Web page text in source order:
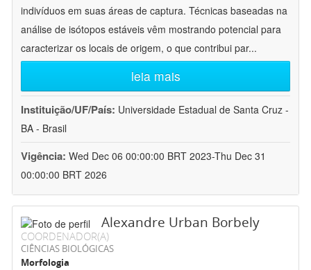
indivíduos em suas áreas de captura. Técnicas baseadas na
análise de isótopos estáveis vêm mostrando potencial para
caracterizar os locais de origem, o que contribui par...
leia mais
Instituição/UF/País: Universidade Estadual de Santa Cruz -
BA - Brasil
Vigência: Wed Dec 06 00:00:00 BRT 2023-Thu Dec 31
00:00:00 BRT 2026
Alexandre Urban Borbely
COORDENADOR(A)
CIÊNCIAS BIOLÓGICAS
Morfologia